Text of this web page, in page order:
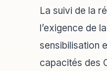
La suivi de la
l’exigence de
sensibilisation
capacités des